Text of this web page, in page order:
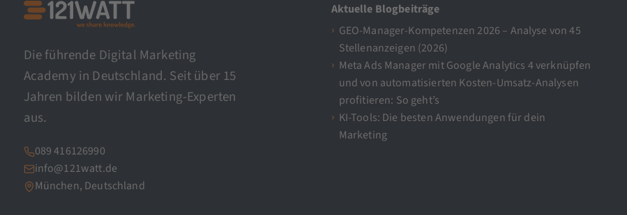
Die führende Digital Marketing
Academy in Deutschland. Seit über 15
Jahren bilden wir Marketing-Experten
aus.
089 416126990
info@121watt.de
München, Deutschland
Aktuelle Blogbeiträge
GEO-Manager-Kompetenzen 2026 – Analyse von 45
Stellenanzeigen (2026)
Meta Ads Manager mit Google Analytics 4 verknüpfen
und von automatisierten Kosten-Umsatz-Analysen
profitieren: So geht’s
KI-Tools: Die besten Anwendungen für dein
Marketing